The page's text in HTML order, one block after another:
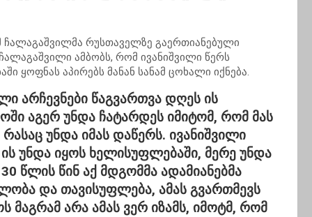
ჩალაგაშვილმა რუსთაველზე გაერთიანებული
ამბობს, რომ ივანიშვილი წერს
ყოფნას აპირებს მანან სანამ ცოხალი იქნება.
არჩევნები წაგვართვა დღეს ის
აგერ უნდა ჩატარდეს იმიტომ, რომ მას
უნდა იმას დაწერს. ივანიშვილი
უნდა იყოს ხელისუფლებაში, მერე უნდა
წლის წინ აქ მდგომმა ადამიანებმა
და თავისუფლება, ამას გვართმევს
მაგრამ არა ამას ვერ იზამს, იმოტმ, რომ